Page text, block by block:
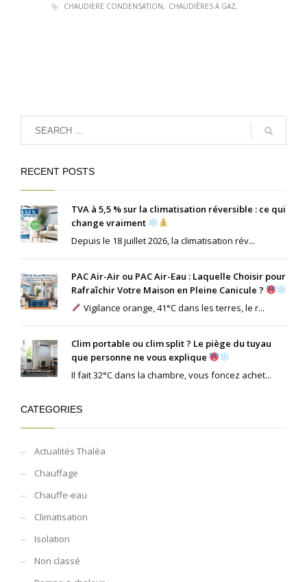
CHAUDIERE CONDENSATION CHAUDIÈRES À GAZ
RECENT POSTS
TVA à 5,5 % sur la climatisation réversible : ce qui
change vraiment
Depuis le 18 juillet 2026, la climatisation rév...
PAC Air-Air ou PAC Air-Eau : Laquelle Choisir pour
Rafraîchir Votre Maison en Pleine Canicule ?
Vigilance orange, 41°C dans les terres, le r...
Clim portable ou clim split ? Le piège du tuyau
que personne ne vous explique
Il fait 32°C dans la chambre, vous foncez achet...
CATEGORIES
Actualités Thaléa
Chauffage
Chauffe-eau
Climatisation
Isolation
Non classé